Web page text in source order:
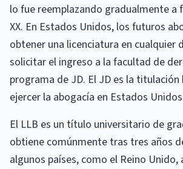
lo fue reemplazando gradualmente a
XX. En Estados Unidos, los futuros
obtener una licenciatura en cualquier
solicitar el ingreso a la facultad de
programa de JD. El JD es la titulación
ejercer la abogacía en Estados
El LLB es un título universitario de
obtiene comúnmente tras tres años
algunos países, como el Reino Unido,